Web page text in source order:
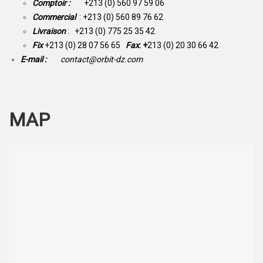
Comptoir : +213 (0) 560 97 59 06
Commercial : +213 (0) 560 89 76 62
Livraison: +213 (0) 775 25 35 42
Fix +213 (0) 28 07 56 65 Fax: +213 (0) 20 30 66 42
E-mail :
contact@orbit-dz.com
MAP